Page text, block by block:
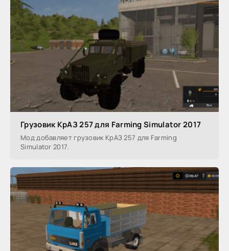
Грузовик КрАЗ 257 для Farming Simulator 2017
Мод добавляет грузовик КрАЗ 257 для Farming
Simulator 2017.